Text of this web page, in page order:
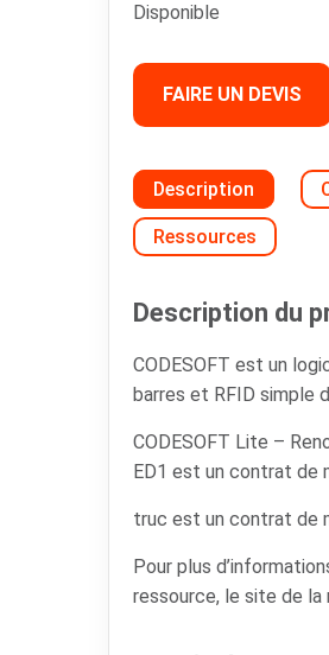
Disponible
FAIRE UN DEVIS
Description
Ressources
Description du
CODESOFT est un
barres et RFID simple
CODESOFT Lite –
ED1 est un contrat de
truc est un contrat de
Pour plus
ressource, le site de